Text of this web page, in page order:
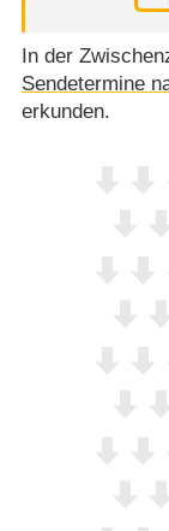
In der
Sendetermine
erkunden.